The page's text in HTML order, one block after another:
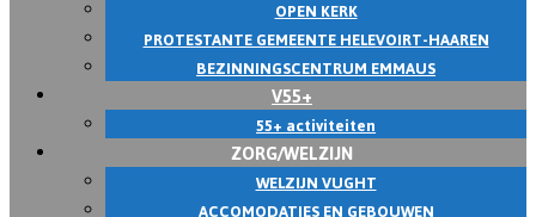
OPEN KERK
PROTESTANTE GEMEENTE HELEVOIRT-HAAREN
BEZINNINGSCENTRUM EMMAUS
V55+
55+ activiteiten
ZORG/WELZIJN
WELZIJN VUGHT
ACCOMODATIES EN GEBOUWEN